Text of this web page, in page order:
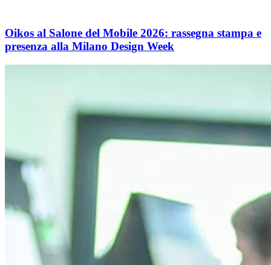
Oikos al Salone del Mobile 2026: rassegna stampa e
presenza alla Milano Design Week